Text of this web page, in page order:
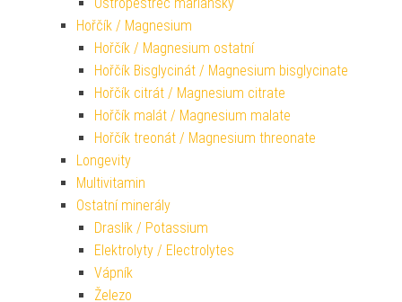
Hořčík / Magnesium
Hořčík / Magnesium ostatní
Hořčík Bisglycinát / Magnesium bisglycinate
Hořčík citrát / Magnesium citrate
Hořčík malát / Magnesium malate
Hořčík treonát / Magnesium threonate
Longevity
Multivitamin
Ostatní minerály
Draslík / Potassium
Elektrolyty / Electrolytes
Vápník
Železo